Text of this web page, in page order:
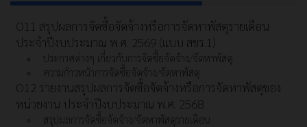
O11 สรุปผลการจัดซื้อจัดจ้างหรือการจัดหาพัสดุรายเดือน
ประจำปีงบประมาณ พ.ศ. 2569 (แบบ สขร.1)
ประกาศต่างๆ เกี่ยวกับการจัดซื้อจัดจ้าง/จัดหาพัสดุ
ความก้าวหน้าการจัดซื้อจัดจ้าง/จัดหาพัสดุ
O12 รายงานสรุปผลการจัดซื้อจัดจ้างหรือการจัดหาพัสดุของ
หน่วยงาน ประจำปีงบประมาณ พ.ศ. 2568
สรุปผลการจัดซื้อจัดจ้าง/จัดหาพัสดุรายเดือน